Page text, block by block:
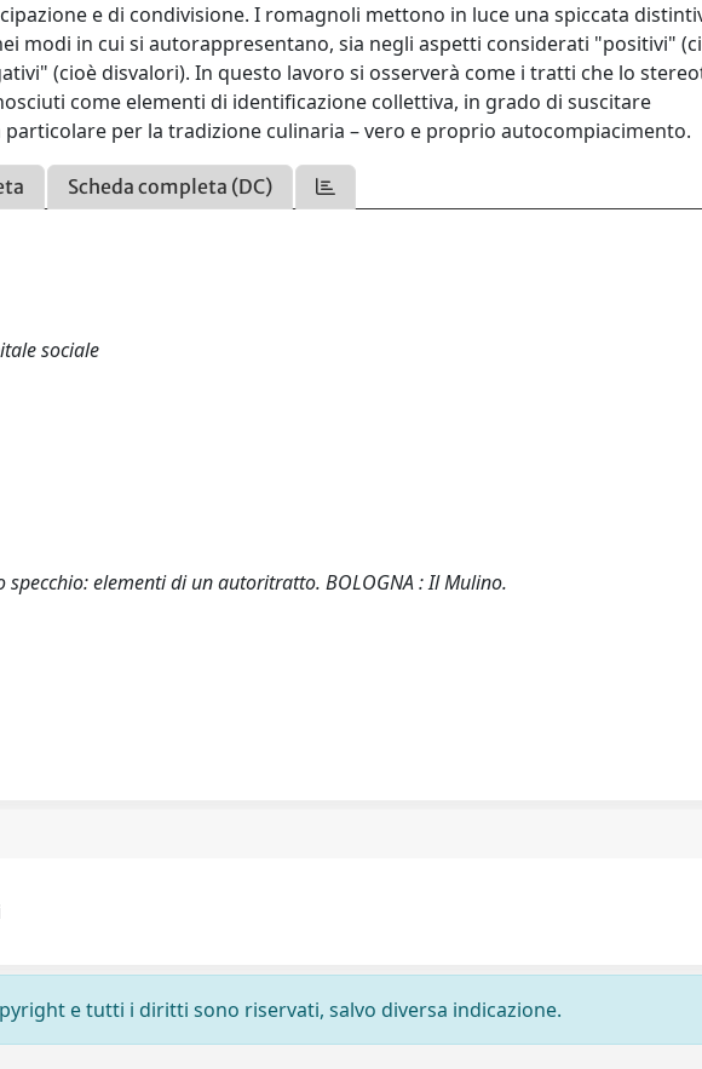
e di condivisione. I romagnoli mettono in luce una spiccata
modi in cui si autorappresentano, sia negli aspetti considerati "positivi"
(cioè disvalori). In questo lavoro si osserverà come i tratti che lo
come elementi di identificazione collettiva, in grado di suscitare
particolare per la tradizione culinaria – vero e proprio autocompiacimento.
Scheda completa (DC)
sociale
elementi di un autoritratto. BOLOGNA : Il Mulino.
e tutti i diritti sono riservati, salvo diversa indicazione.